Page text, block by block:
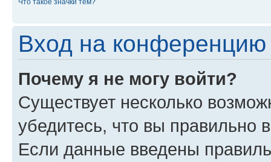
Что такое значки тем?
Вход на конференцию
Почему я не могу войти?
Существует несколько
убедитесь, что вы правильно
Если данные введены